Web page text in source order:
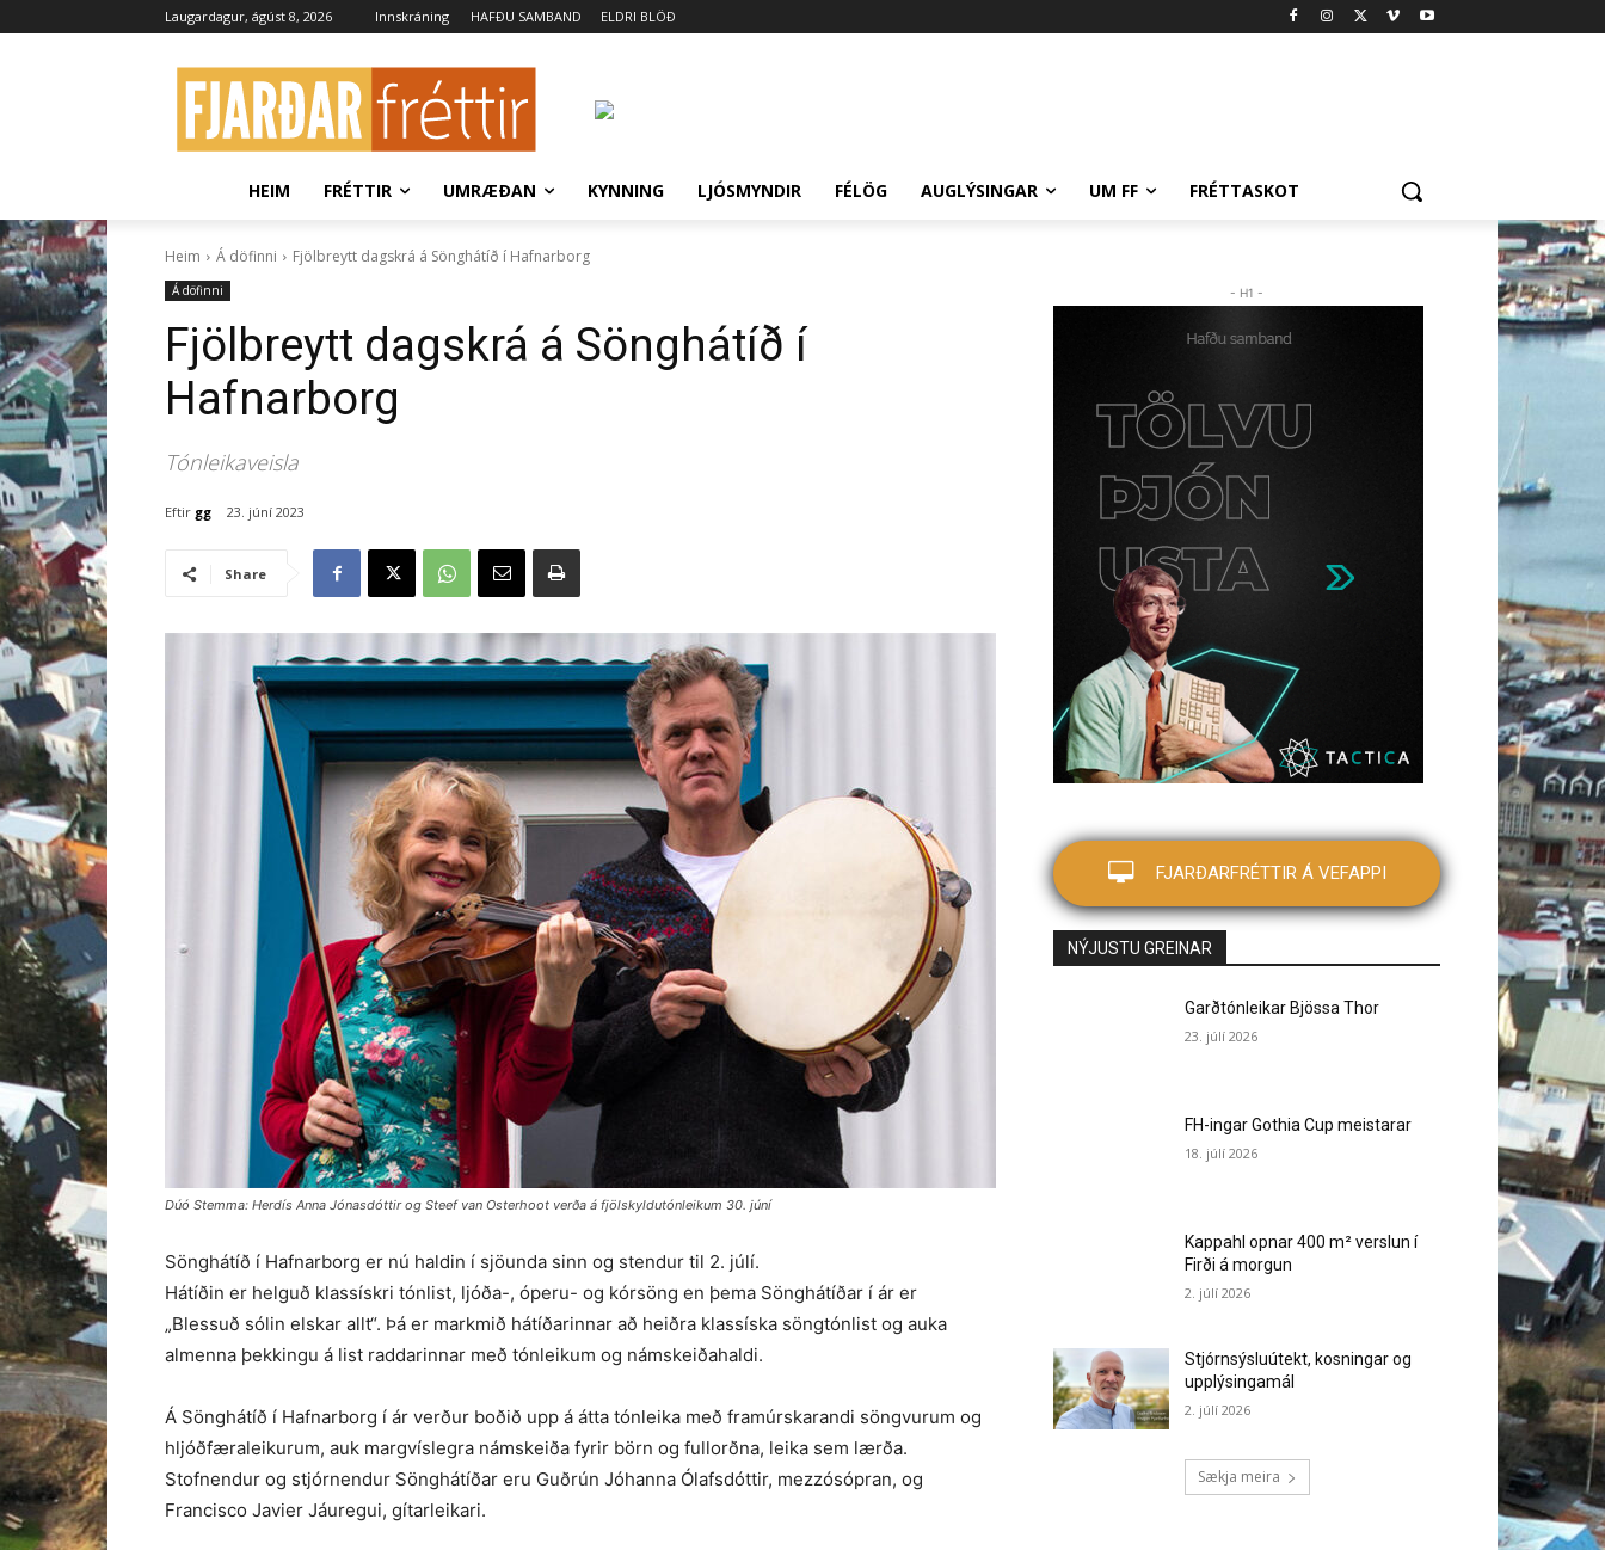
Laugardagur, ágúst 8, 2026 Innskráning HAFÐU SAMBAND ELDRI BLÖÐ
HEIM FRÉTTIR UMRÆÐAN KYNNING LJÓSMYNDIR FÉLÖG AUGLÝSINGAR UM FF FRÉTTASKOT
Heim Á döfinni Fjölbreytt dagskrá á Sönghátíð í Hafnarborg
Á döfinni
Fjölbreytt dagskrá á Sönghátíð í
Hafnarborg
Tónleikaveisla
Eftir gg 23. júní 2023
Share
Dúó Stemma: Herdís Anna Jónasdóttir og Steef van Osterhoot verða á fjölskyldutónleikum 30. júní
Sönghátíð í Hafnarborg er nú haldin í sjöunda sinn og stendur til 2. júlí.
Hátíðin er helguð klassískri tónlist, ljóða-, óperu- og kórsöng en þema Sönghátíðar í ár er
„Blessuð sólin elskar allt“. Þá er markmið hátíðarinnar að heiðra klassíska söngtónlist og auka
almenna þekkingu á list raddarinnar með tónleikum og námskeiðahaldi.
Á Sönghátíð í Hafnarborg í ár verður boðið upp á átta tónleika með framúrskarandi söngvurum og
hljóðfæraleikurum, auk margvíslegra námskeiða fyrir börn og fullorðna, leika sem lærða.
Stofnendur og stjórnendur Sönghátíðar eru Guðrún Jóhanna Ólafsdóttir, mezzósópran, og
Francisco Javier Jáuregui, gítarleikari.
- H1 -
FJARÐARFRÉTTIR Á VEFAPPI
NÝJUSTU GREINAR
Garðtónleikar Bjössa Thor
23. júlí 2026
FH-ingar Gothia Cup meistarar
18. júlí 2026
Kappahl opnar 400 m² verslun í
Firði á morgun
2. júlí 2026
Stjórnsýsluútekt, kosningar og
upplýsingamál
2. júlí 2026
Sækja meira